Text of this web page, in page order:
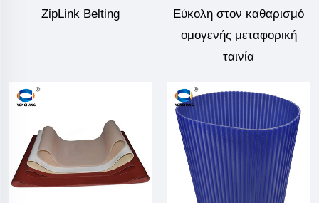
ZipLink Belting
Εύκολη στον καθαρισμό
ομογενής μεταφορική
ταινία